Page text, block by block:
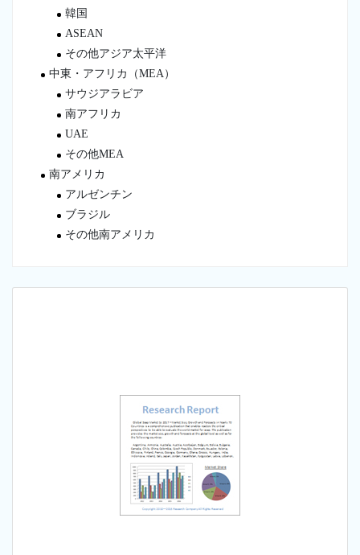
韓国
ASEAN
その他アジア太平洋
中東・アフリカ（MEA）
サウジアラビア
南アフリカ
UAE
その他MEA
南アメリカ
アルゼンチン
ブラジル
その他南アメリカ